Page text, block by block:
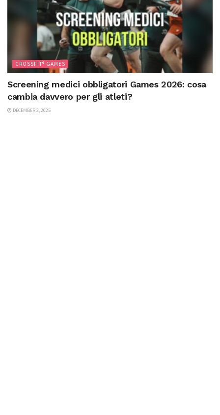
CROSSFIT® GAMES
Screening medici obbligatori Games 2026: cosa
cambia davvero per gli atleti?
DECEMBER 2, 2025